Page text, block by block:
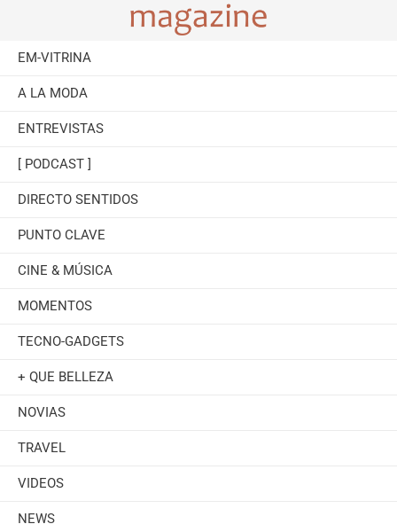
EM-VITRINA
A LA MODA
ENTREVISTAS
[ PODCAST ]
DIRECTO SENTIDOS
PUNTO CLAVE
CINE & MÚSICA
MOMENTOS
TECNO-GADGETS
+ QUE BELLEZA
NOVIAS
TRAVEL
VIDEOS
NEWS